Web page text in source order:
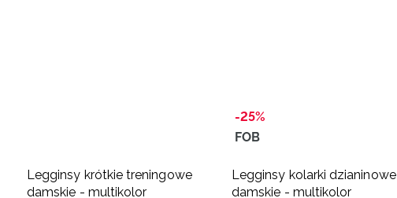
Legginsy krótkie treningowe
damskie - multikolor
-25%
FOB
Legginsy kolarki dzianinowe
damskie - multikolor